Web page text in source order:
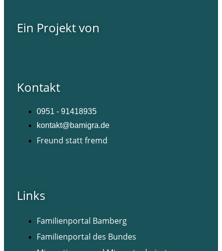
Ein Projekt von
Kontakt
0951 - 91418935
kontakt@bamigra.de
Freund statt fremd
Links
Familienportal Bamberg
Familienportal des Bundes